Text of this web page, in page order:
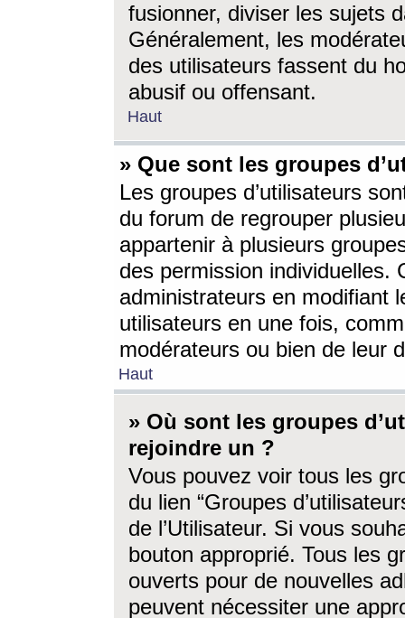
fusionner, diviser les sujets
Généralement, les
des utilisateurs fassent du
abusif ou offensant.
Haut
» Que sont les groupes
Les groupes d’utilisateurs
du forum de regrouper
appartenir à plusieurs
des permission individuelles.
administrateurs en modifiant
utilisateurs en une fois,
modérateurs ou bien de leur
Haut
» Où sont les groupes
rejoindre un ?
Vous pouvez voir tous les
du lien “Groupes
de l’Utilisateur. Si vous
bouton approprié. Tous les
ouverts pour de nouvelles
peuvent nécessiter une